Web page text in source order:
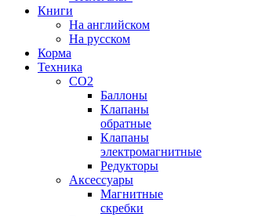
Книги
На английском
На русском
Корма
Техника
CO2
Баллоны
Клапаны
обратные
Клапаны
электромагнитные
Редукторы
Аксессуары
Магнитные
скребки